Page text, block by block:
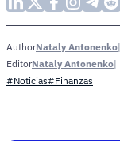
AuthorNataly Antonenko
EditorNataly Antonenko
#Noticias#Finanzas